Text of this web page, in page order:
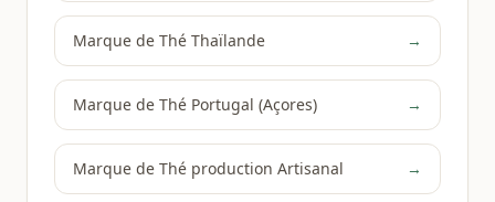
Marque de Thé Thaïlande →
Marque de Thé Portugal (Açores) →
Marque de Thé production Artisanal →